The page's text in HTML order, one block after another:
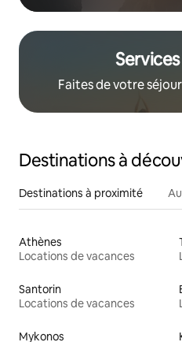
Faites de votre
Destinations à
Destinations à proximité
Athènes
Locations de vacances
Santorin
Locations de vacances
Mykonos